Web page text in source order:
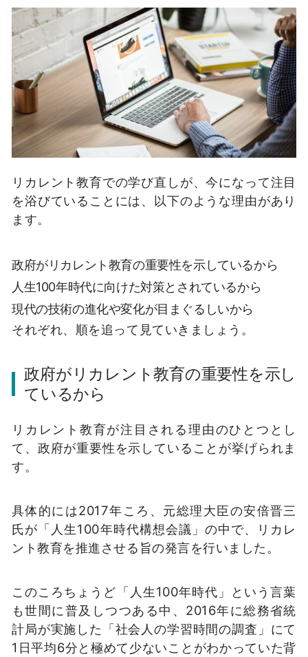
リカレント教育での学び直しが、今になって注目
を浴びていることには、以下のような理由があり
ます。
政府がリカレント教育の重要性を示しているから
人生100年時代に向けた対策とされているから
現代の技術の進化や変化が目まぐるしいから
それぞれ、順を追って見ていきましょう。
政府がリカレント教育の重要性を示し
ているから
リカレント教育が注目される理由のひとつとし
て、政府が重要性を示していることが挙げられま
す。
具体的には2017年ころ、元総理大臣の安倍晋三
氏が「人生100年時代構想会議」の中で、リカレ
ント教育を推進させる旨の発言を行いました。
このころちょうど「人生100年時代」という言葉
も世間に普及しつつある中、2016年に総務省統
計局が実施した「社会人の学習時間の調査」にて
1日平均6分と極めて少ないことがわかっていた背